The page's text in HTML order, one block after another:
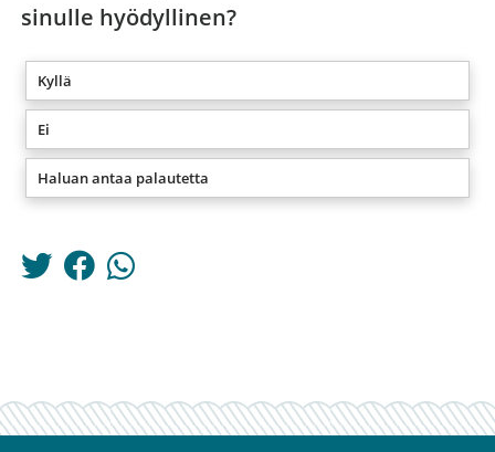
sinulle hyödyllinen?
Kyllä
Ei
Haluan antaa palautetta